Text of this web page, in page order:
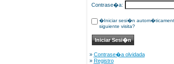
Contrase�a:
�Iniciar sesi�n
siguiente visita?
» Contrase�a olvidada
» Registro